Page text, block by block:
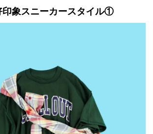
印象スニーカースタイル①